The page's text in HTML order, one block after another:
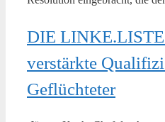
DIE
verstärkte
Geflüchteter